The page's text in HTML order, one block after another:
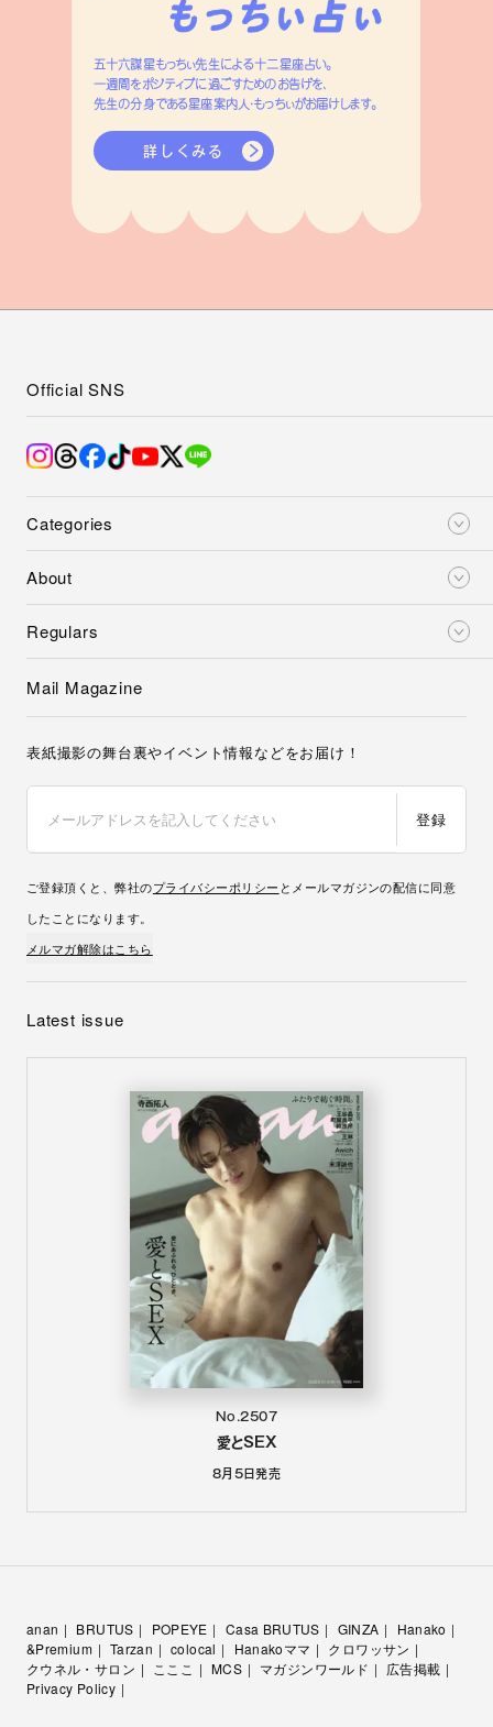
五十六謀星もっちぃ先生による十二星座占い。
一週間をポジティブに過ごすためのお告げを、
先生の分身である星座案内人・もっちぃがお届けします。
詳しくみる
Categories
About
Regulars
Official SNS
Mail Magazine
表紙撮影の舞台裏やイベント情報などをお届け！
登録
ご登録頂くと、弊社のプライバシーポリシー とメールマガジンの配信に同意
したことになります。
メルマガ解除はこちら
Latest issue
No.2507
愛とSEX
8月5日発売
anan BRUTUS POPEYE Casa BRUTUS GINZA
Hanako
&Premium
Tarzan colocal Hanakoママ
クロワッサン
クウネル・サロン
こここ MCS マガジンワールド
広告掲載
Privacy Policy